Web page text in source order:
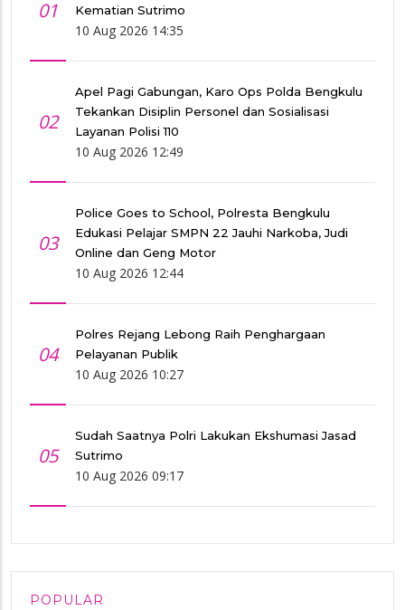
01
Kematian Sutrimo
10 Aug 2026 14:35
02
Apel Pagi Gabungan, Karo Ops Polda Bengkulu
Tekankan Disiplin Personel dan Sosialisasi
Layanan Polisi 110
10 Aug 2026 12:49
03
Police Goes to School, Polresta Bengkulu
Edukasi Pelajar SMPN 22 Jauhi Narkoba, Judi
Online dan Geng Motor
10 Aug 2026 12:44
04
Polres Rejang Lebong Raih Penghargaan
Pelayanan Publik
10 Aug 2026 10:27
05
Sudah Saatnya Polri Lakukan Ekshumasi Jasad
Sutrimo
10 Aug 2026 09:17
POPULAR